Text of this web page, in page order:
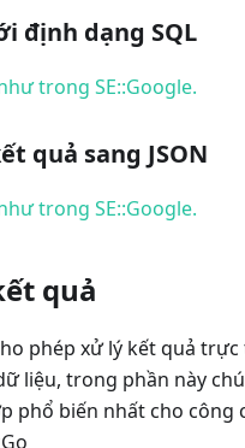
định dạng SQL
trong SE::Google.
quả sang JSON
trong SE::Google.
quả
phép xử lý kết quả
liệu, trong phần này
phổ biến nhất cho công